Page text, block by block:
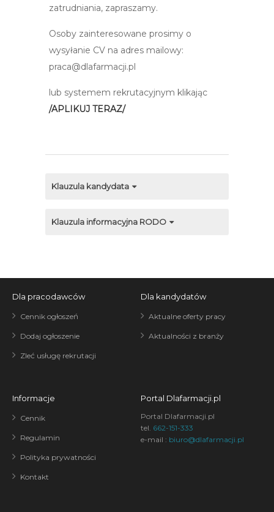
zatrudniania, zapraszamy.
Osoby zainteresowane prosimy o
wysyłanie CV na adres mailowy:
praca@dlafarmacji.pl
lub systemem rekrutacyjnym klikając
/APLIKUJ TERAZ/
Klauzula kandydata
Klauzula informacyjna RODO
Dla pracodawców
Cennik ogłoszeń
Dodaj ogłoszenie
Zleć usługę rekrutacji
Dla kandydatów
Aktualne oferty pracy
Aktualności z branży
Informacje
Cennik
Regulamin
Polityka prywatności
Kontakt
Portal Dlafarmacji.pl
Portal Dlafarmacji.pl
tel. 662-151-333
e-mail : biuro@dlafarmacji.pl